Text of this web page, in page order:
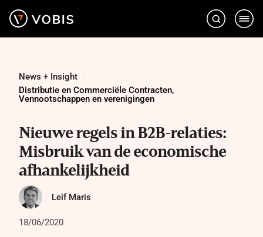
naar
de
News + Insight
Distributie en Commerciële Contracten,
Vennootschappen en verenigingen
Nieuwe regels in B2B-relaties:
Misbruik van de economische
afhankelijkheid
Leif Maris
18/06/2020